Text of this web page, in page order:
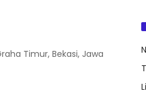
Timur, Bekasi, Jawa